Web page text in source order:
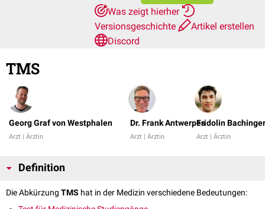
Was zeigt hierher
Versionsgeschichte
Artikel erstellen
Discord
TMS
Georg Graf von Westphalen
Arzt | Ärztin
Dr. Frank Antwerpes
Arzt | Ärztin
Fridolin Bachinger
Arzt | Ärztin
Definition
Die Abkürzung TMS hat in der Medizin verschiedene Bedeutungen: